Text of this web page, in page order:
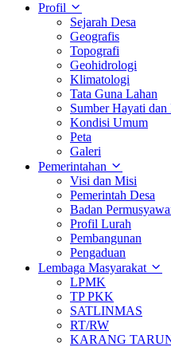
Profil
Sejarah Desa
Geografis
Topografi
Geohidrologi
Klimatologi
Tata Guna Lahan
Sumber Hayati
Kondisi Umum
Peta
Galeri
Pemerintahan
Visi dan Misi
Pemerintah Desa
Badan
Profil Lurah
Pembangunan
Pengaduan
Lembaga Masyarakat
LPMK
TP PKK
SATLINMAS
RT/RW
KARANG